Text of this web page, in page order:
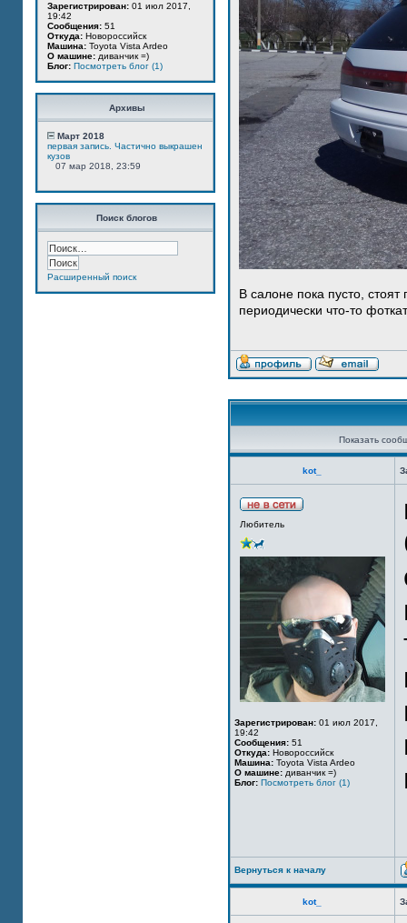
Зарегистрирован: 01 июл 2017,
19:42
Сообщения: 51
Откуда: Новороссийск
Машина: Toyota Vista Ardeo
О машине: диванчик =)
Блог: Посмотреть блог (1)
Архивы
Март 2018
первая запись. Частично выкрашен
кузов
07 мар 2018, 23:59
Поиск блогов
Расширенный поиск
В салоне пока пусто,
периодически что-то
Показать
kot_
Любитель
Зарегистрирован: 01 июл 2017,
19:42
Сообщения: 51
Откуда: Новороссийск
Машина: Toyota Vista Ardeo
О машине: диванчик =)
Блог: Посмотреть блог (1)
Вернуться к началу
kot_